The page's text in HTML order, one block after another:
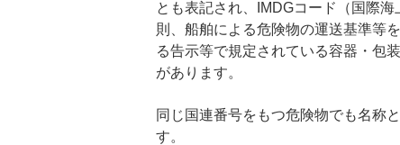
とも表記され、IMDGコード（国際
則、船舶による危険物の運送基準等
る告示等で規定されている容器・包
があります。
同じ国連番号をもつ危険物でも名称
す。